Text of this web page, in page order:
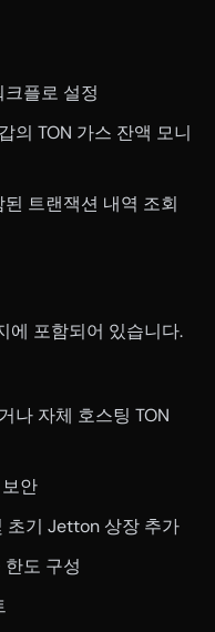
플로 설정
의 TON 가스 잔액 모니
트랜잭션 내역 조회
에 포함되어 있습니다.
나 자체 호스팅 TON
안
초기 Jetton 상장 추가
도 구성